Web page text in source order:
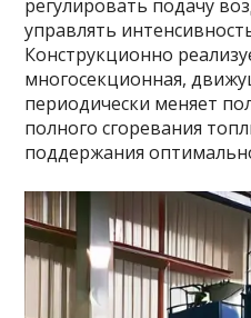
регулировать подачу
управлять
Конструкционно
многосекционная,
периодически меняет
полного сгоревания
поддержания